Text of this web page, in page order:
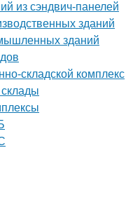
из сэндвич-панелей
зданий
зданий
складской комплекс